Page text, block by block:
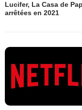
Lucifer, La Casa de
arrêtées en 2021